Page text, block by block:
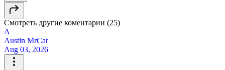
Смотреть другие коментарии (25)
A
Austin MrCat
Aug 03, 2026